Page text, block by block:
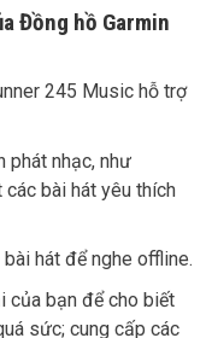
Đồng hồ Garmin
245 Music hỗ trợ
phát nhạc, như
bài hát yêu thích
hát để nghe offline.
của bạn để cho biết
sức; cung cấp các